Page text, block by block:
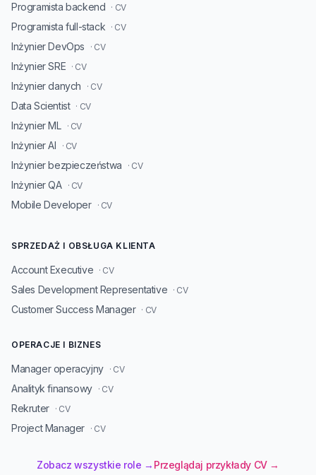
Programista backend · CV
Programista full-stack · CV
Inżynier DevOps · CV
Inżynier SRE · CV
Inżynier danych · CV
Data Scientist · CV
Inżynier ML · CV
Inżynier AI · CV
Inżynier bezpieczeństwa · CV
Inżynier QA · CV
Mobile Developer · CV
SPRZEDAŻ I OBSŁUGA KLIENTA
Account Executive · CV
Sales Development Representative · CV
Customer Success Manager · CV
OPERACJE I BIZNES
Manager operacyjny · CV
Analityk finansowy · CV
Rekruter · CV
Project Manager · CV
Zobacz wszystkie role → Przeglądaj przykłady CV →